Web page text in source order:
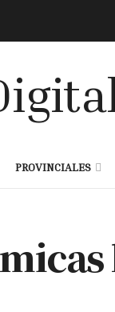
PROVINCIALES